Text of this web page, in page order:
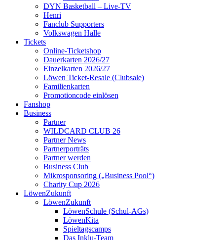
DYN Basketball – Live-TV
Henri
Fanclub Supporters
Volkswagen Halle
Tickets
Online-Ticketshop
Dauerkarten 2026/27
Einzelkarten 2026/27
Löwen Ticket-Resale (Clubsale)
Familienkarten
Promotioncode einlösen
Fanshop
Business
Partner
WILDCARD CLUB 26
Partner News
Partnerporträts
Partner werden
Business Club
Mikrosponsoring („Business Pool“)
Charity Cup 2026
LöwenZukunft
LöwenZukunft
LöwenSchule (Schul-AGs)
LöwenKita
Spieltagscamps
Das Inklu-Team